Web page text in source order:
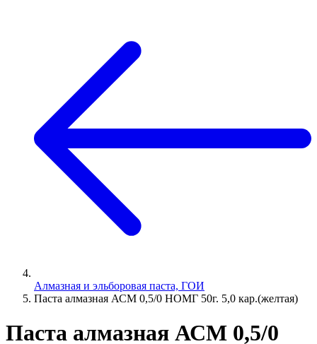
Алмазная и эльборовая паста, ГОИ
Паста алмазная АСМ 0,5/0 НОМГ 50г. 5,0 кар.(желтая)
Паста алмазная АСМ 0,5/0